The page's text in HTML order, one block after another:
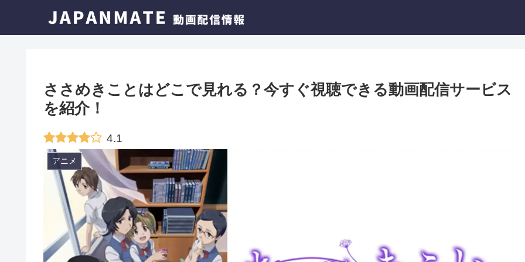
ささめきことはどこで見れる？今すぐ視聴できる動画配信サービス
を紹介！
4.1
アニメ